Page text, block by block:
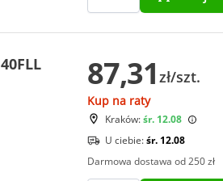
87,31 zł/szt.
Kup na raty
Kraków:śr. 12.08
U ciebie:śr. 12.08
Darmowa dostawa od 250 zł